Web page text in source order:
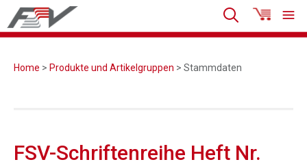
Home > Produkte und Artikelgruppen > Stammdaten
FSV-Schriftenreihe Heft Nr.